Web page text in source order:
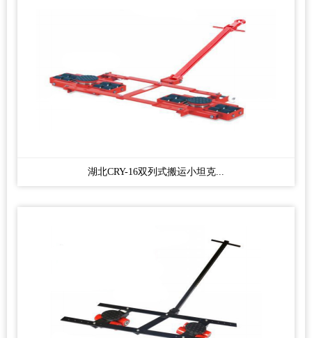
湖北CRY-16双列式搬运小坦克...